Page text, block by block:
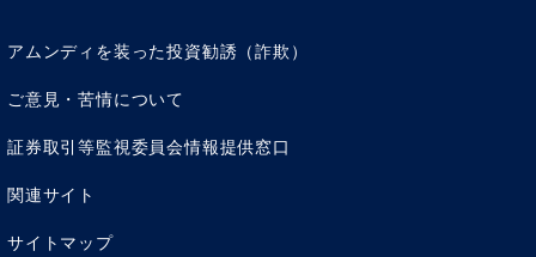
し、遠方の実家に預けたりしていました。
教育という点では、国内にある国立大学はシンガポール大
高額です。習い事も、ピアノ、そろばん、ダンス、水泳、
などの語学を学ばせる親も多くいます。多民族国家ですか
ら、５ヶ国語話せるという人も珍しくない環境です。
アムンディを装った投資勧誘（詐欺）
ご意見・苦情について
証券取引等監視委員会情報提供窓口
関連サイト
サイトマップ